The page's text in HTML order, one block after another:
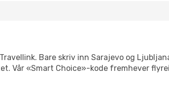
Bare skriv inn Sarajevo og
Vår «Smart Choice»-kode fremhever